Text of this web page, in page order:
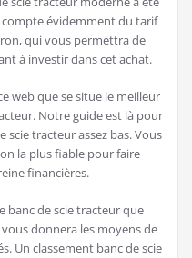
évidemment du tarif
qui vous permettra de
à investir dans cet achat.
web que se situe le meilleur
Notre guide est là pour
scie tracteur assez bas. Vous
la plus fiable pour faire
financières.
banc de scie tracteur que
donnera les moyens de
Un classement banc de scie